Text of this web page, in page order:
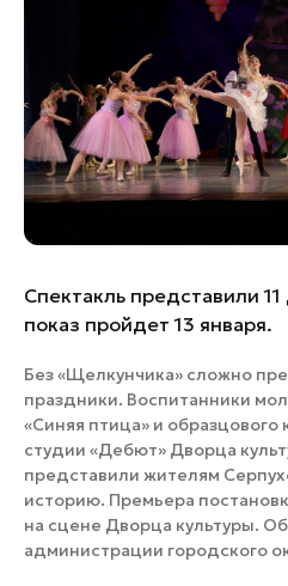
Банные комплексы
Горнолыжные клубы
Инвестиционный портал
Федоскинская фабрика
Пикник в Подмосковье
Золотое кольцо России
природные
Спектакль представили
показ пройдет 13 января.
Без «Щелкунчика» сложно
праздники. Воспитанники
«Синяя птица» и образцового
студии «Дебют» Дворца
представили жителям
историю. Премьера
на сцене Дворца культуры.
администрации городского